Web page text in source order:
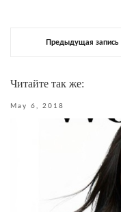
Предыдущая запись
Читайте так же:
May 6, 2018